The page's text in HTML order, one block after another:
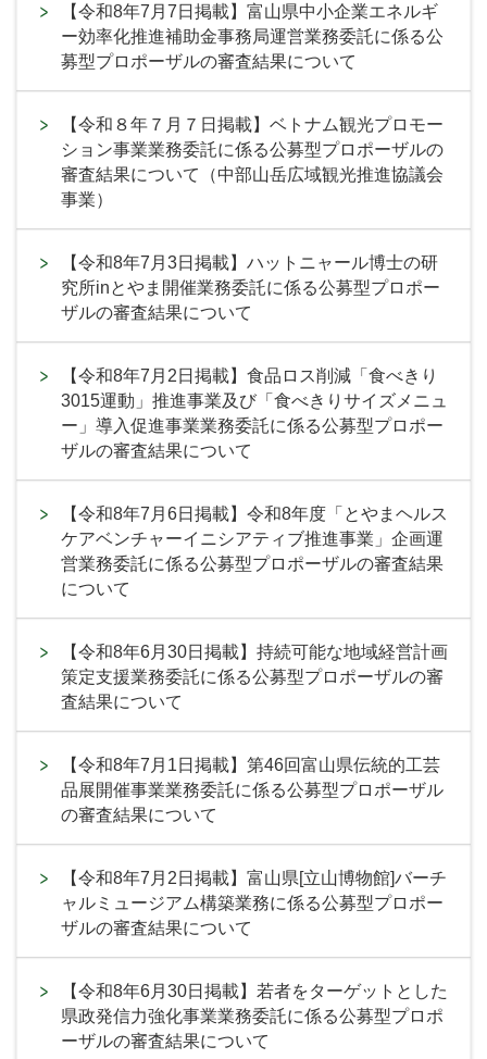
【令和8年7月7日掲載】富山県中小企業エネルギ
ー効率化推進補助金事務局運営業務委託に係る公
募型プロポーザルの審査結果について
【令和８年７月７日掲載】ベトナム観光プロモー
ション事業業務委託に係る公募型プロポーザルの
審査結果について（中部山岳広域観光推進協議会
事業）
【令和8年7月3日掲載】ハットニャール博士の研
究所inとやま開催業務委託に係る公募型プロポー
ザルの審査結果について
【令和8年7月2日掲載】食品ロス削減「食べきり
3015運動」推進事業及び「食べきりサイズメニュ
ー」導入促進事業業務委託に係る公募型プロポー
ザルの審査結果について
【令和8年7月6日掲載】令和8年度「とやまヘルス
ケアベンチャーイニシアティブ推進事業」企画運
営業務委託に係る公募型プロポーザルの審査結果
について
【令和8年6月30日掲載】持続可能な地域経営計画
策定支援業務委託に係る公募型プロポーザルの審
査結果について
【令和8年7月1日掲載】第46回富山県伝統的工芸
品展開催事業業務委託に係る公募型プロポーザル
の審査結果について
【令和8年7月2日掲載】富山県[立山博物館]バーチ
ャルミュージアム構築業務に係る公募型プロポー
ザルの審査結果について
【令和8年6月30日掲載】若者をターゲットとした
県政発信力強化事業業務委託に係る公募型プロポ
ーザルの審査結果について